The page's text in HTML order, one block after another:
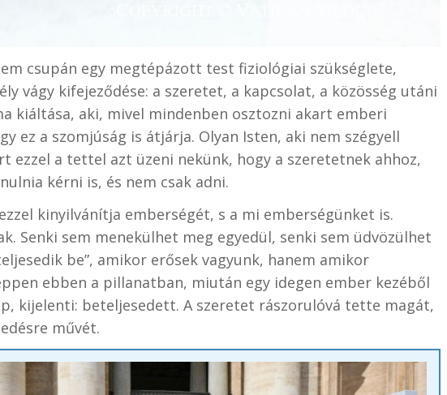
csupán egy megtépázott test fiziológiai szükséglete,
vágy kifejeződése: a szeretet, a kapcsolat, a közösség utáni
kiáltása, aki, mivel mindenben osztozni akart emberi
ez a szomjúság is átjárja. Olyan Isten, aki nem szégyell
ezzel a tettel azt üzeni nekünk, hogy a szeretetnek ahhoz,
kérni is, és nem csak adni.
kinyilvánítja emberségét, s a mi emberségünket is.
Senki sem menekülhet meg egyedül, senki sem üdvözülhet
be”, amikor erősek vagyunk, hanem amikor
ebben a pillanatban, miután egy idegen ember kezéből
kijelenti: beteljesedett. A szeretet rászorulóvá tette magát,
művét.